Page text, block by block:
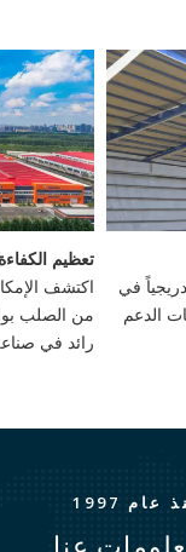
اكتشف
رائد في
في
الدعم
عام 1997
عنا